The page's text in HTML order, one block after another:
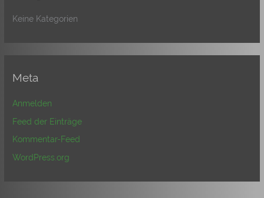
Keine Kategorien
Meta
Anmelden
Feed der Einträge
Kommentar-Feed
WordPress.org